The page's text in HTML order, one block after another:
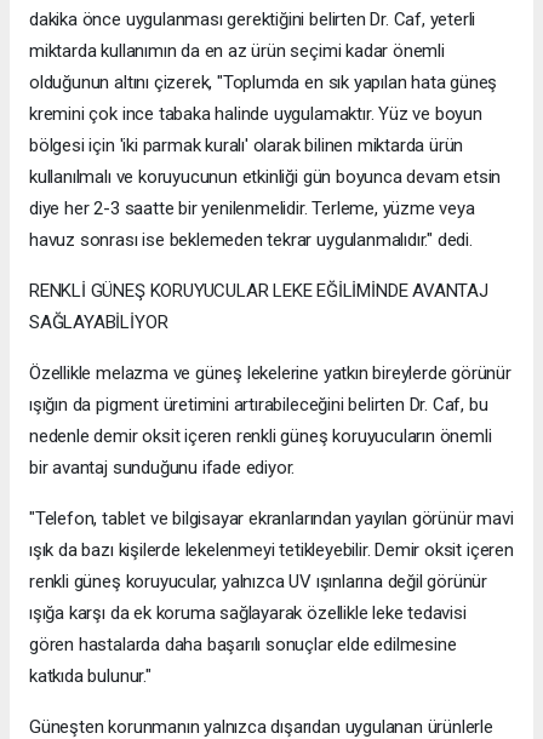
dakika önce uygulanması gerektiğini belirten Dr. Caf, yeterli
miktarda kullanımın da en az ürün seçimi kadar önemli
olduğunun altını çizerek, "Toplumda en sık yapılan hata güneş
kremini çok ince tabaka halinde uygulamaktır. Yüz ve boyun
bölgesi için 'iki parmak kuralı' olarak bilinen miktarda ürün
kullanılmalı ve koruyucunun etkinliği gün boyunca devam etsin
diye her 2-3 saatte bir yenilenmelidir. Terleme, yüzme veya
havuz sonrası ise beklemeden tekrar uygulanmalıdır." dedi.
RENKLİ GÜNEŞ KORUYUCULAR LEKE EĞİLİMİNDE AVANTAJ
SAĞLAYABİLİYOR
Özellikle melazma ve güneş lekelerine yatkın bireylerde görünür
ışığın da pigment üretimini artırabileceğini belirten Dr. Caf, bu
nedenle demir oksit içeren renkli güneş koruyucuların önemli
bir avantaj sunduğunu ifade ediyor.
"Telefon, tablet ve bilgisayar ekranlarından yayılan görünür mavi
ışık da bazı kişilerde lekelenmeyi tetikleyebilir. Demir oksit içeren
renkli güneş koruyucular, yalnızca UV ışınlarına değil görünür
ışığa karşı da ek koruma sağlayarak özellikle leke tedavisi
gören hastalarda daha başarılı sonuçlar elde edilmesine
katkıda bulunur."
Güneşten korunmanın yalnızca dışarıdan uygulanan ürünlerle